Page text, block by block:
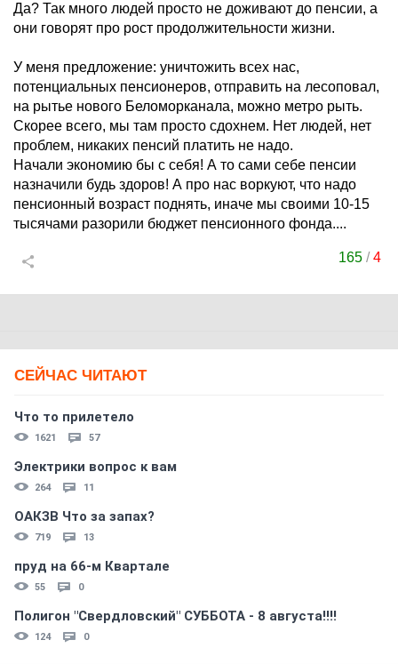
Да? Так много людей просто не доживают до пенсии, а
они говорят про рост продолжительности жизни.
У меня предложение: уничтожить всех нас,
потенциальных пенсионеров, отправить на лесоповал,
на рытье нового Беломорканала, можно метро рыть.
Скорее всего, мы там просто сдохнем. Нет людей, нет
проблем, никаких пенсий платить не надо.
Начали экономию бы с себя! А то сами себе пенсии
назначили будь здоров! А про нас воркуют, что надо
пенсионный возраст поднять, иначе мы своими 10-15
тысячами разорили бюджет пенсионного фонда....
165/4
СЕЙЧАС ЧИТАЮТ
Что то прилетело
1621 57
Электрики вопрос к вам
264 11
ОАКЗВ Что за запах?
719 13
пруд на 66-м Квартале
55 0
Полигон "Свердловский" СУББОТА - 8 августа!!!!
124 0